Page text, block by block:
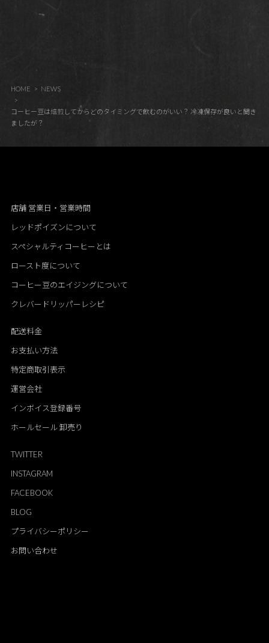
HOME NEWS
コーヒー豆は焙煎してからどのタイミングで飲むのがいい？ 冷凍保存が良いと聞き
ましたが？
店舗 営業日・営業時間
レッドポイズンについて
スペシャルティコーヒーとは
ロースト度について
コーヒー豆のエイジングについて
クレバードリッパーレシピ
配送料金
お支払い方法
特定商取引表示
運営会社
インボイス登録番号
ホールセール 卸売り
TWITTER
INSTAGRAM
FACEBOOK
BLOG
プライバシーポリシー
お問い合わせ